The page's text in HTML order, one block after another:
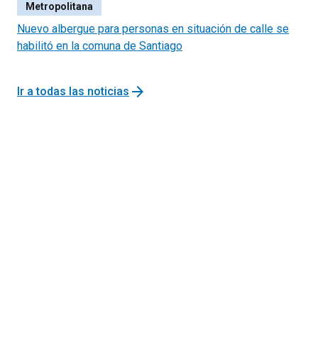
Presupuestos 2022 y su Programación Financiera
La disminución del aporte obligatorio al Fondo de
Metropolitana
Nuevo albergue para personas en situación de calle se
habilitó en la comuna de Santiago
Ir a todas las noticias arrow_forward